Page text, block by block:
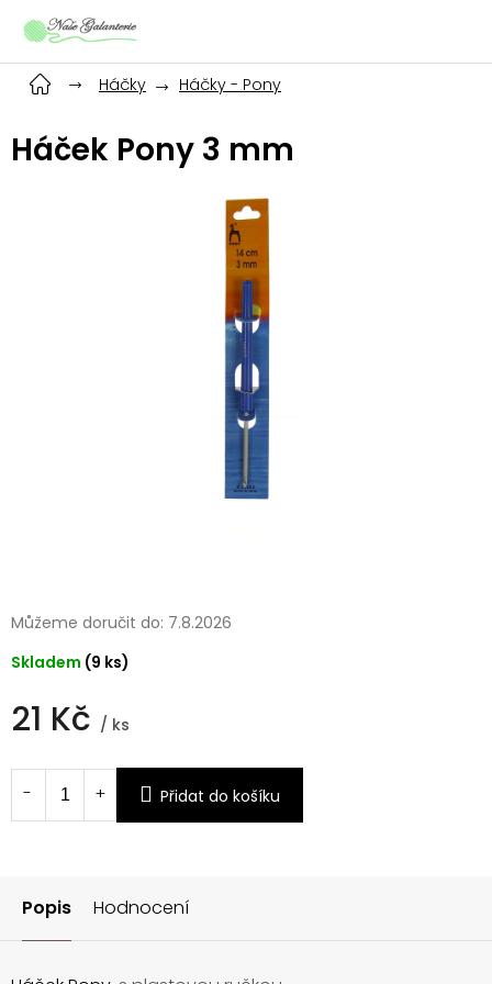
Háčky
Háčky - Pony
Háček Pony 3 mm
21 Kč / ks
cena:
Skladem (9 ks)
Můžeme doručit do: 7.8.2026
Přidat do košíku
Popis Hodnocení